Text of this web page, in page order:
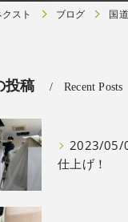
スト ブログ 国
投稿 Recent Posts
2023/05/
仕上げ！